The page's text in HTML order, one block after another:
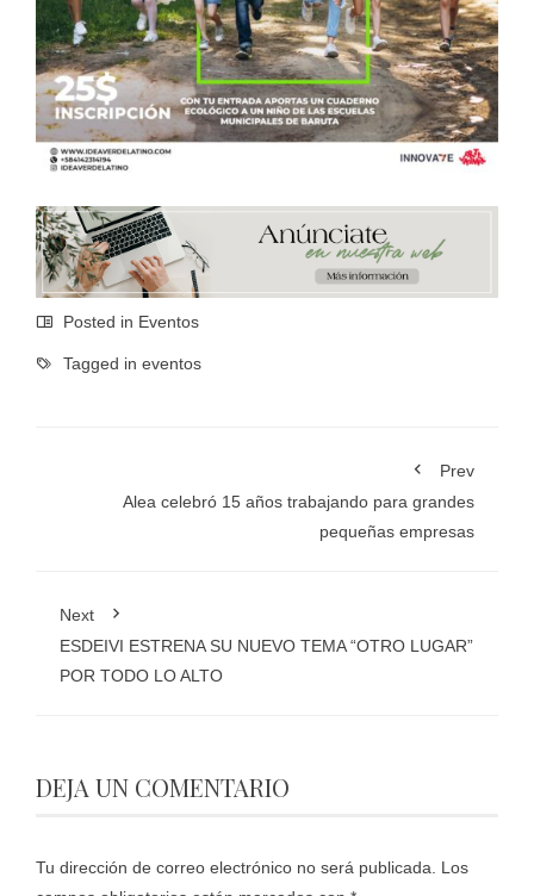
Posted in Eventos
Tagged in eventos
Prev
Alea celebró 15 años trabajando para grandes
pequeñas empresas
Next
ESDEIVI ESTRENA SU NUEVO TEMA “OTRO LUGAR”
POR TODO LO ALTO
DEJA UN COMENTARIO
Tu dirección de correo electrónico no será publicada. Los